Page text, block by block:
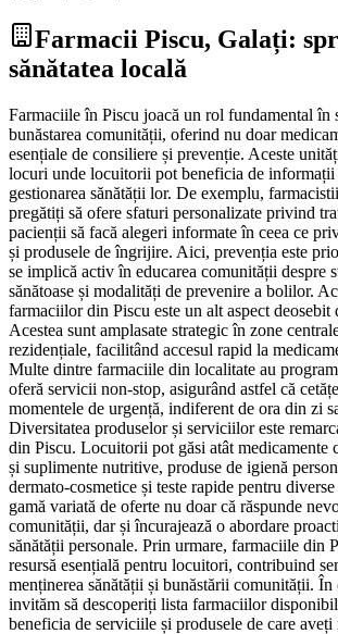
Farmacii Piscu, Galați:
sănătatea locală
Farmaciile în Piscu joacă un rol fundamental în
bunăstarea comunității, oferind nu doar
esențiale de consiliere și prevenție. Aceste
locuri unde locuitorii pot beneficia de informații
gestionarea sănătății lor. De exemplu,
pregătiți să ofere sfaturi personalizate privind
pacienții să facă alegeri informate în ceea ce
și produsele de îngrijire. Aici, prevenția este
se implică activ în educarea comunității despre
sănătoase și modalități de prevenire a bolilor.
farmaciilor din Piscu este un alt aspect deosebit
Acestea sunt amplasate strategic în zone
rezidențiale, facilitând accesul rapid la
Multe dintre farmaciile din localitate au
oferă servicii non-stop, asigurând astfel că
momentele de urgență, indiferent de ora din zi
Diversitatea produselor și serviciilor este
din Piscu. Locuitorii pot găsi atât medicamente
și suplimente nutritive, produse de igienă
dermato-cosmetice și teste rapide pentru
gamă variată de oferte nu doar că răspunde
comunității, dar și încurajează o abordare
sănătății personale. Prin urmare, farmaciile din
resursă esențială pentru locuitori, contribuind
menținerea sănătății și bunăstării comunității. În
invităm să descoperiți lista farmaciilor
beneficia de serviciile și produsele de care aveți